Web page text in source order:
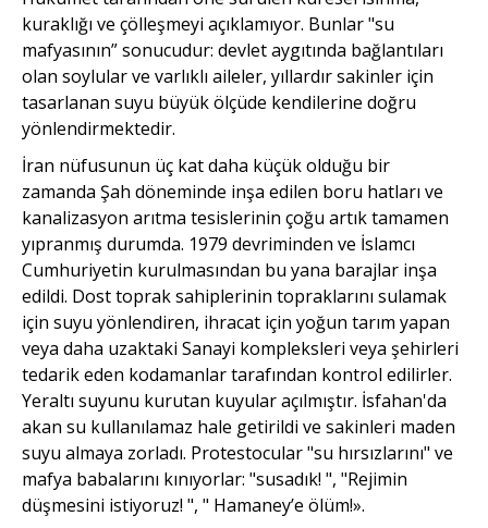
kuraklığı ve çölleşmeyi açıklamıyor. Bunlar "su
mafyasının” sonucudur: devlet aygıtında bağlantıları
olan soylular ve varlıklı aileler, yıllardır sakinler için
tasarlanan suyu büyük ölçüde kendilerine doğru
yönlendirmektedir.
İran nüfusunun üç kat daha küçük olduğu bir
zamanda Şah döneminde inşa edilen boru hatları ve
kanalizasyon arıtma tesislerinin çoğu artık tamamen
yıpranmış durumda. 1979 devriminden ve İslamcı
Cumhuriyetin kurulmasından bu yana barajlar inşa
edildi. Dost toprak sahiplerinin topraklarını sulamak
için suyu yönlendiren, ihracat için yoğun tarım yapan
veya daha uzaktaki Sanayi kompleksleri veya şehirleri
tedarik eden kodamanlar tarafından kontrol edilirler.
Yeraltı suyunu kurutan kuyular açılmıştır. İsfahan'da
akan su kullanılamaz hale getirildi ve sakinleri maden
suyu almaya zorladı. Protestocular "su hırsızlarını" ve
mafya babalarını kınıyorlar: "susadık! ", "Rejimin
düşmesini istiyoruz! ", " Hamaney’e ölüm!».